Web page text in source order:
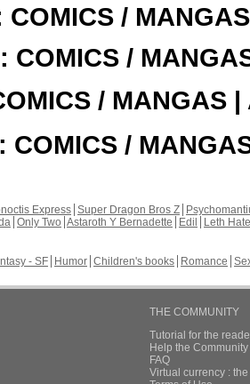
COMICS /
: COMICS /
/ MANGAS |
: COMICS /
Express Super Dragon Bros Z
Only Two Astaroth Y Bernadette Edil
Leth Hate
- SF Humor Children's books Romance
THE COMMUNITY
Tutorial for the
Help the
FAQ
Virtual currency :